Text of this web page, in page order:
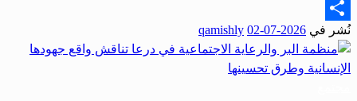
Email
Share
نُشر في 2026-07-02
qamishly